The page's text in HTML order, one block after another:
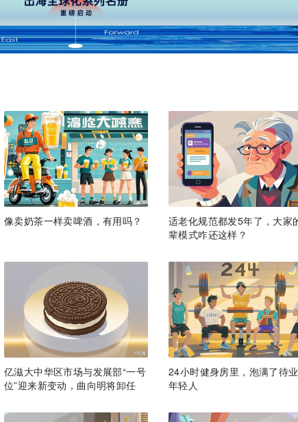
像卖奶茶一样卖啤酒，有用吗？
适老化规范都发5年了，大家
辈模式咋还这样？
亿滋大中华区市场与发展部“一号
位”迎来新变动，曲向明将卸任
24小时健身房里，泡满了待
年轻人